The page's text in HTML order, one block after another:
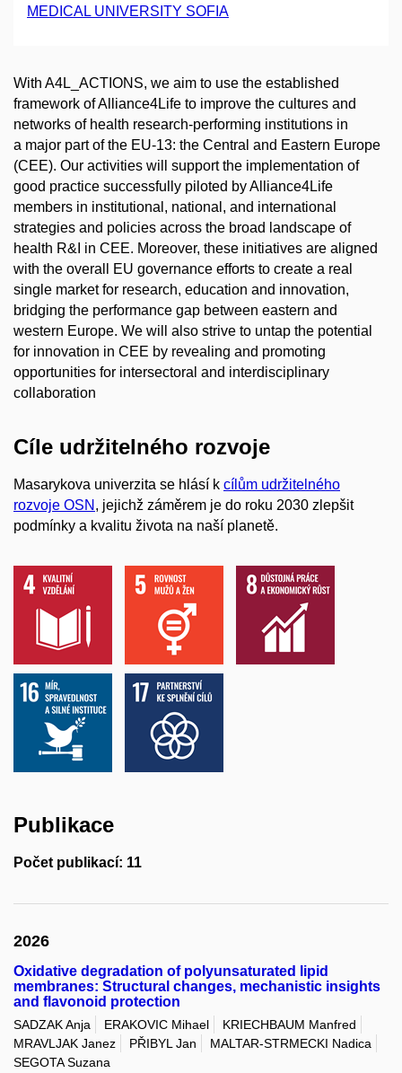
MEDICAL UNIVERSITY SOFIA
With A4L_ACTIONS, we aim to use the established
framework of Alliance4Life to improve the cultures and
networks of health research-performing institutions in
a major part of the EU-13: the Central and Eastern Europe
(CEE). Our activities will support the implementation of
good practice successfully piloted by Alliance4Life
members in institutional, national, and international
strategies and policies across the broad landscape of
health R&I in CEE. Moreover, these initiatives are aligned
with the overall EU governance efforts to create a real
single market for research, education and innovation,
bridging the performance gap between eastern and
western Europe. We will also strive to untap the potential
for innovation in CEE by revealing and promoting
opportunities for intersectoral and interdisciplinary
collaboration
Cíle udržitelného rozvoje
Masarykova univerzita se hlásí k cílům udržitelného
rozvoje OSN , jejichž záměrem je do roku 2030 zlepšit
podmínky a kvalitu života na naší planetě.
Publikace
Počet publikací: 11
2026
Oxidative degradation of polyunsaturated lipid
membranes: Structural changes, mechanistic insights
and flavonoid protection
SADZAK Anja ERAKOVIC Mihael
KRIECHBAUM Manfred
MRAVLJAK Janez
PŘIBYL Jan
MALTAR-STRMECKI Nadica
SEGOTA Suzana